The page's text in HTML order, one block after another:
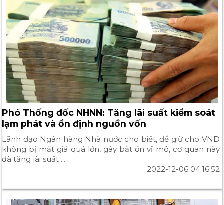
Phó Thống đốc NHNN: Tăng lãi suất kiểm soát
lạm phát và ổn định nguồn vốn
Lãnh đạo Ngân hàng Nhà nước cho biết, để giữ cho VND
không bị mất giá quá lớn, gây bất ổn vĩ mô, cơ quan này
đã tăng lãi suất ...
2022-12-06 04:16:52